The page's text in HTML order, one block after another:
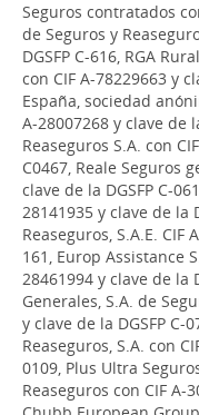
Seguros contratados
de Seguros y
DGSFP C-616, RGA
con CIF A-78229663 y
España, sociedad
A-28007268 y clave de
Reaseguros S.A. con
C0467, Reale Seguros
clave de la DGSFP C-
28141935 y clave de la
Reaseguros, S.A.E. CIF
161, Europ Assistance
28461994 y clave de la
Generales, S.A. de
y clave de la DGSFP C-
Reaseguros, S.A. con
0109, Plus Ultra
Reaseguros con CIF A-